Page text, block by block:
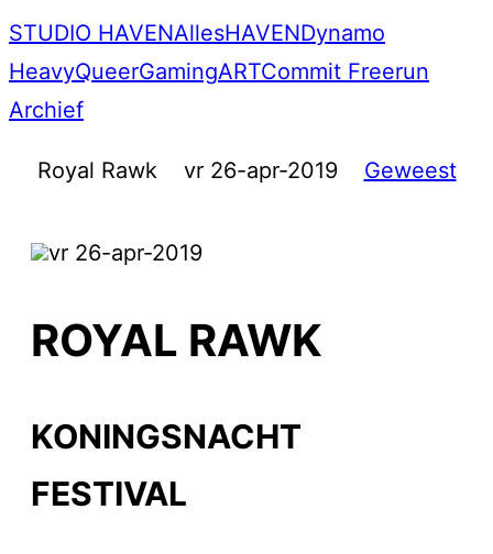
STUDIO HAVENAllesHAVENDynamo
HeavyQueerGamingARTCommit Freerun
Archief
Royal Rawk vr 26-apr-2019 Geweest
vr 26-apr-2019
ROYAL RAWK
KONINGSNACHT
FESTIVAL